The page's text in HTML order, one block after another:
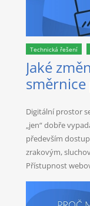
Technická řešení
Jaké
Digitální prostor
„jen“ dobře
především
zrakovým,
Přístupnost